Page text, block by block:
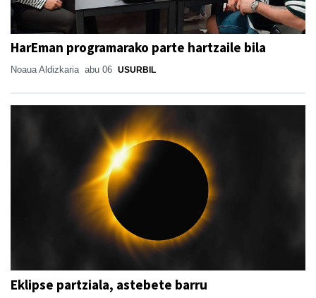
HarEman programarako parte hartzaile bila
Noaua Aldizkaria abu 06 USURBIL
Eklipse partziala, astebete barru